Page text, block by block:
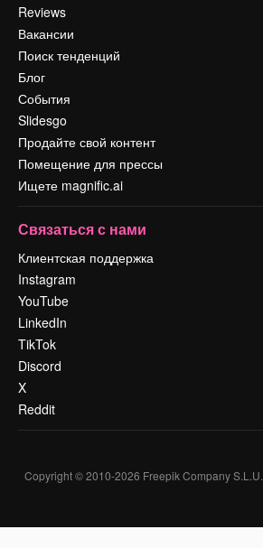
Reviews
Вакансии
Поиск тенденций
Блог
События
Slidesgo
Продайте свой контент
Помещение для прессы
Ищете magnific.ai
Связаться с нами
Клиентская поддержка
Instagram
YouTube
LinkedIn
TikTok
Discord
X
Reddit
Copyright © 2010-2026 Freepik Company S.L.U.